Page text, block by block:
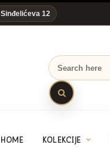
Sinđelićeva 12
HOME KOLEKCIJE